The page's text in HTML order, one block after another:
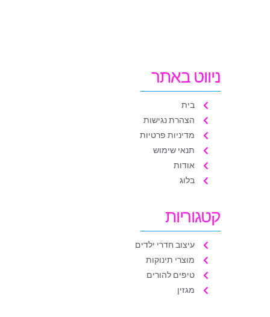
ניווט באתר
בית
הצהרת נגישות
מדיניות פרטיות
תנאי שימוש
אודות
בלוג
קטגוריות
עיצוב חדרי ילדים
מוצרי תינוקות
טיפים להורים
מגזין